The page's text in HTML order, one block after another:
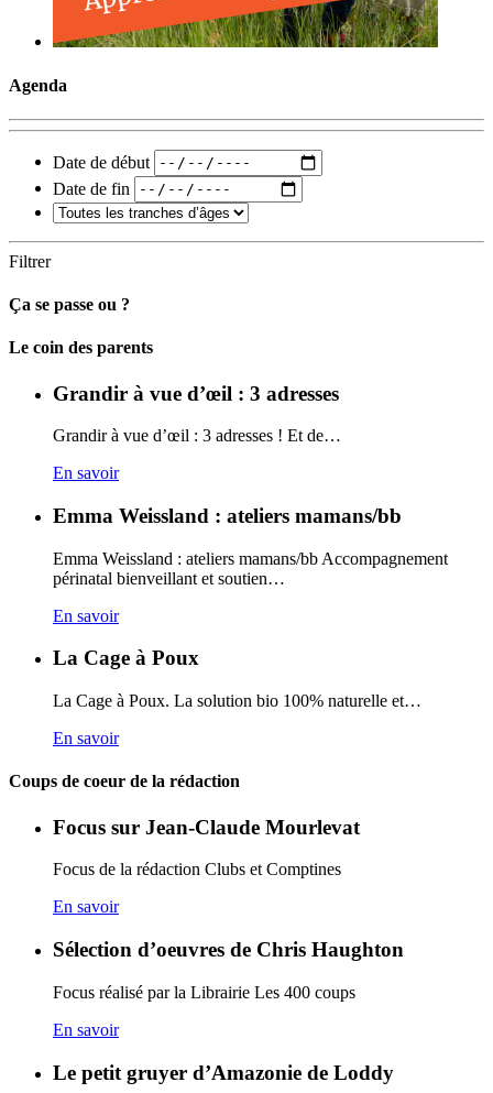
Agenda
Date de début
Date de fin
Filtrer
Ça se passe ou ?
Carto
Le coin des parents
Grandir à vue d’œil : 3 adresses
Grandir à vue d’œil : 3 adresses ! Et de…
En savoir
Emma Weissland : ateliers mamans/bb
Emma Weissland : ateliers mamans/bb Accompagnement
périnatal bienveillant et soutien…
En savoir
La Cage à Poux
La Cage à Poux. La solution bio 100% naturelle et…
En savoir
Coups de coeur de la rédaction
Focus sur Jean-Claude Mourlevat
Focus de la rédaction Clubs et Comptines
En savoir
Sélection d’oeuvres de Chris Haughton
Focus réalisé par la Librairie Les 400 coups
En savoir
Le petit gruyer d’Amazonie de Loddy